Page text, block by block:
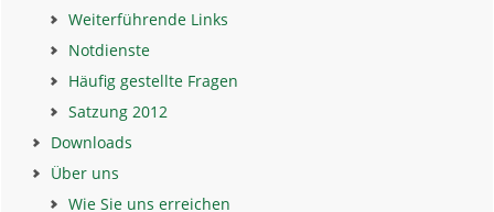
Weiterführende Links
Notdienste
Häufig gestellte Fragen
Satzung 2012
Downloads
Über uns
Wie Sie uns erreichen